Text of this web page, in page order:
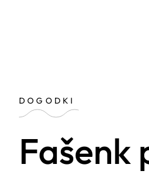
DOGODKI
Fašenk